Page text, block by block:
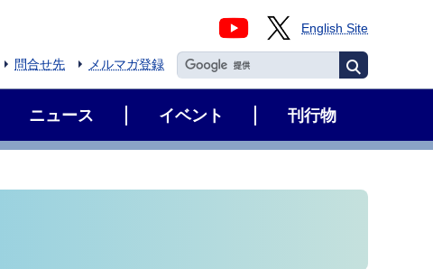
English Site
問合せ先 メルマガ登録
ニュース イベント 刊行物